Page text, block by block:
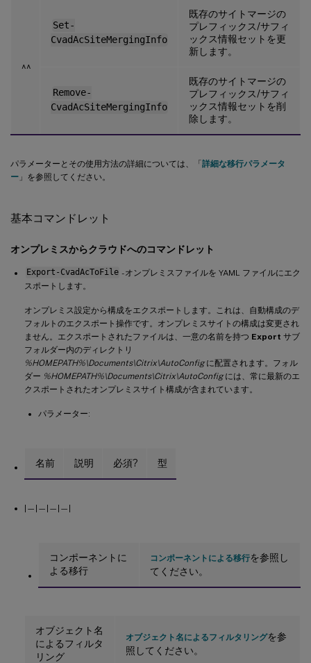
^^
Set-
CvadAcSiteMergingInfo
既存のサイトマージの
プレフィックス/サフィ
ックス情報セットを更
新します。
Remove-
CvadAcSiteMergingInfo
既存のサイトマージの
プレフィックス/サフィ
ックス情報セットを削
除します。
パラメーターとその使用方法の詳細については、「詳細な移行パラメータ
ー 」を参照してください。
基本コマンドレット
オンプレミスからクラウドへのコマンドレット
Export-CvadAcToFile - オンプレミスファイルを YAML ファイルにエク
スポートします。
オンプレミス設定から構成をエクスポートします。これは、自動構成のデ
フォルトのエクスポート操作です。オンプレミスサイトの構成は変更され
ません。エクスポートされたファイルは、一意の名前を持つ Export サブ
フォルダー内のディレクトリ
%HOMEPATH%\Documents\Citrix\AutoConfigに配置されます。フォル
ダー %HOMEPATH%\Documents\Citrix\AutoConfigには、常に最新のエ
クスポートされたオンプレミスサイト構成が含まれています。
パラメーター:
名前 説明 必須? 型
|—|—|—|—|
コンポーネントに
よる移行
コンポーネントによる移行を参照し
てください。
オブジェクト名
によるフィルタ
リング
オブジェクト名によるフィルタリングを参
照してください。